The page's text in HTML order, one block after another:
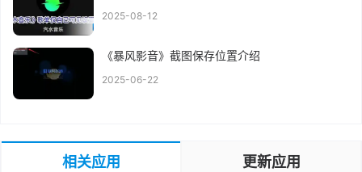
2025-08-12
《暴风影音》截图保存位置介绍
2025-06-22
相关应用 更新应用